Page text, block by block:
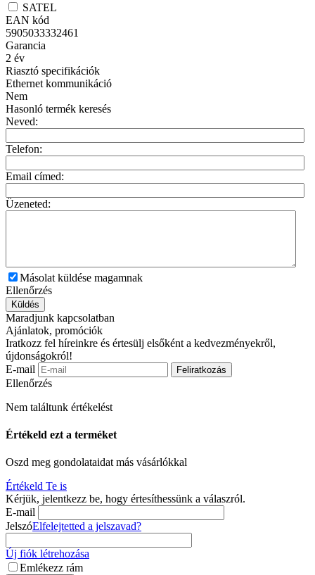
SATEL
EAN kód
5905033332461
Garancia
2 év
Riasztó specifikációk
Ethernet kommunikáció
Nem
Hasonló termék keresés
Neved:
Telefon:
Email címed:
Üzeneted:
Másolat küldése magamnak
Ellenőrzés
Küldés
Maradjunk kapcsolatban
Ajánlatok, promóciók
Iratkozz fel híreinkre és értesülj elsőként a kedvezményekről,
újdonságokról!
E-mail
Feliratkozás
Ellenőrzés
Nem találtunk értékelést
Értékeld ezt a terméket
Oszd meg gondolataidat más vásárlókkal
Értékeld Te is
Kérjük, jelentkezz be, hogy értesíthessünk a válaszról.
E-mail
JelszóElfelejtetted a jelszavad?
Új fiók létrehozása
Emlékezz rám